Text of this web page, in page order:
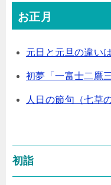
お正月
元日と元旦の違い
初夢「一富士二鷹
人日の節句（七草
初詣